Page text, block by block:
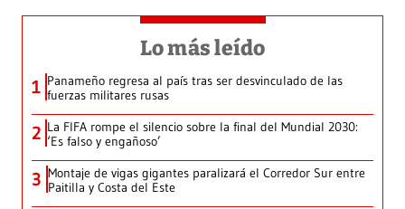
Lo más leído
1 Panameño regresa al país tras ser desvinculado de las
fuerzas militares rusas
2 La FIFA rompe el silencio sobre la final del Mundial 2030:
‘Es falso y engañoso’
3 Montaje de vigas gigantes paralizará el Corredor Sur entre
Paitilla y Costa del Este